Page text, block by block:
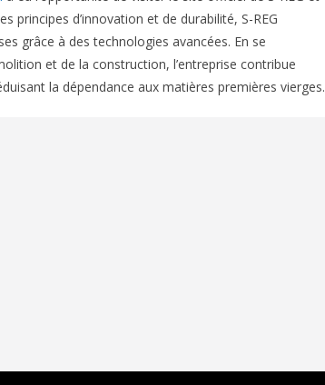
principes d’innovation et de durabilité, S-REG
grâce à des technologies avancées. En se
et de la construction, l’entreprise contribue
la dépendance aux matières premières vierges.